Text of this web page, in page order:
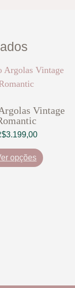
Vintage
3.199,00
opções